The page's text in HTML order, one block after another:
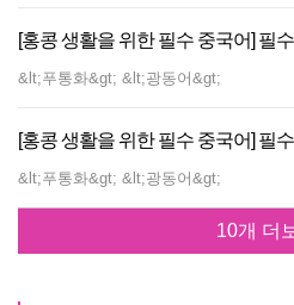
[홍콩 생활을 위한 필수 중국어] 필
&lt;푸통화&gt; &lt;광동어&gt;
[홍콩 생활을 위한 필수 중국어] 필
&lt;푸통화&gt; &lt;광동어&gt;
10개 더